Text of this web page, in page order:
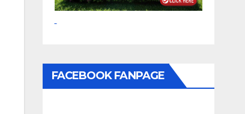
FACEBOOK FANPAGE